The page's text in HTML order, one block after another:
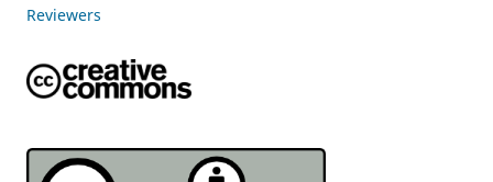
Reviewers